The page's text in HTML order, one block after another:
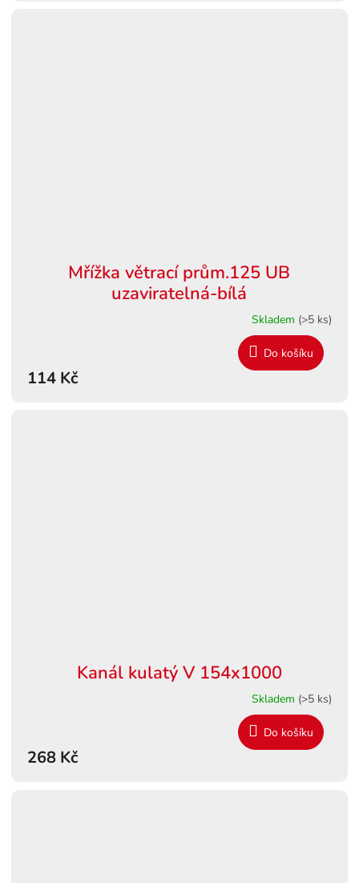
Mřížka větrací prům.125 UB
uzaviratelná-bílá
Skladem (>5 ks)
114 Kč
Do košíku
Kanál kulatý V 154x1000
Skladem (>5 ks)
268 Kč
Do košíku